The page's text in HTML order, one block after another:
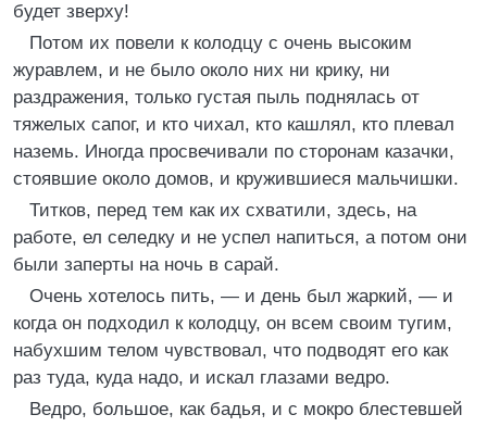
будет зверху!
Потом их повели к колодцу с очень высоким
журавлем, и не было около них ни крику, ни
раздражения, только густая пыль поднялась от
тяжелых сапог, и кто чихал, кто кашлял, кто плевал
наземь. Иногда просвечивали по сторонам казачки,
стоявшие около домов, и кружившиеся мальчишки.
Титков, перед тем как их схватили, здесь, на
работе, ел селедку и не успел напиться, а потом они
были заперты на ночь в сарай.
Очень хотелось пить, — и день был жаркий, — и
когда он подходил к колодцу, он всем своим тугим,
набухшим телом чувствовал, что подводят его как
раз туда, куда надо, и искал глазами ведро.
Ведро, большое, как бадья, и с мокро блестевшей